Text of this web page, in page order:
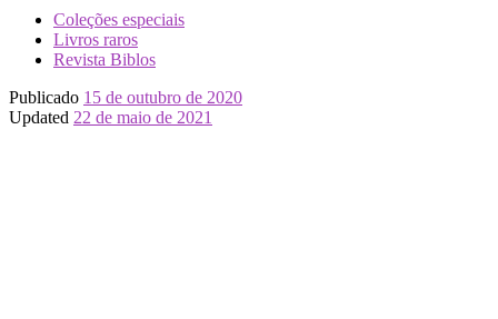
Coleções especiais
Livros raros
Revista Biblos
Publicado 15 de outubro de 2020
Updated 22 de maio de 2021